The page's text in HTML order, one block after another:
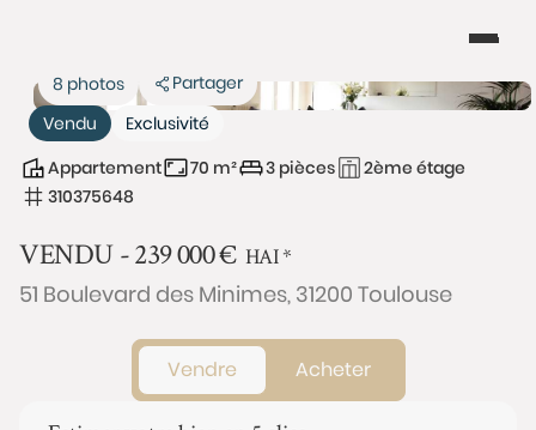
Vendu Exclusivité
8 photos Partager
Appartement 70 m² 3 pièces
2ème étage
310375648
VENDU -239 000€ HAI*
51 Boulevard des Minimes, 31200 Toulouse
Vendre Acheter